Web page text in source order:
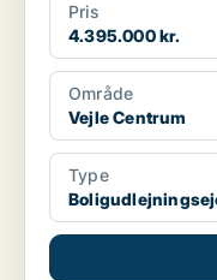
Pris
4.395.000 kr.
Område
Vejle Centrum
Type